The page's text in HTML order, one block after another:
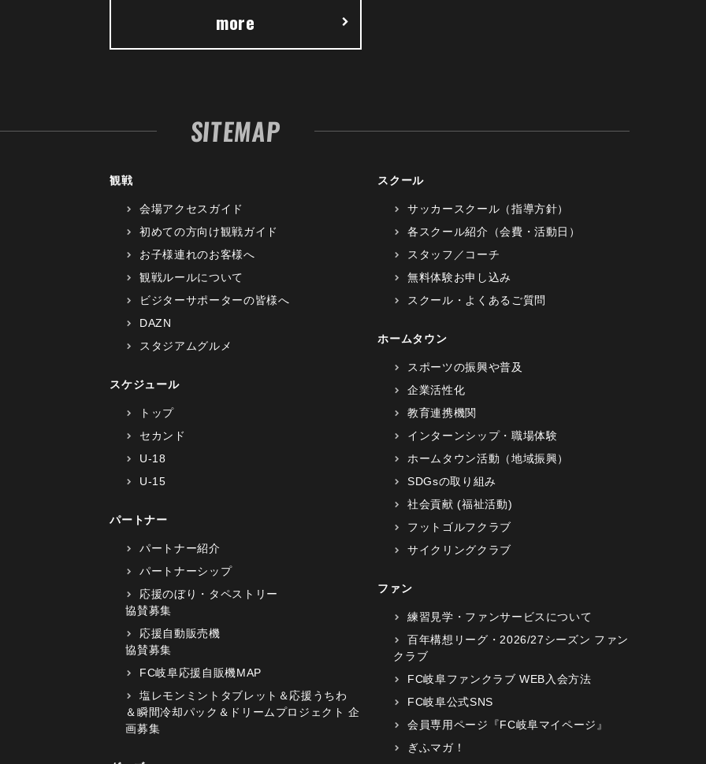
more
SITEMAP
観戦
会場アクセスガイド
初めての方向け観戦ガイド
お子様連れのお客様へ
観戦ルールについて
ビジターサポーターの皆様へ
DAZN
スタジアムグルメ
スケジュール
トップ
セカンド
U-18
U-15
パートナー
パートナー紹介
パートナーシップ
応援のぼり・タペストリー
協賛募集
応援自動販売機
協賛募集
FC岐阜応援自販機MAP
塩レモンミントタブレット＆応援うちわ
＆瞬間冷却パック＆ドリームプロジェクト 企
画募集
スクール
サッカースクール（指導方針）
各スクール紹介（会費・活動日）
スタッフ／コーチ
無料体験お申し込み
スクール・よくあるご質問
ホームタウン
スポーツの振興や普及
企業活性化
教育連携機関
インターンシップ・職場体験
ホームタウン活動（地域振興）
SDGsの取り組み
社会貢献 (福祉活動)
フットゴルフクラブ
サイクリングクラブ
ファン
練習見学・ファンサービスについて
百年構想リーグ・2026/27シーズン ファン
クラブ
FC岐阜ファンクラブ WEB入会方法
FC岐阜公式SNS
会員専用ページ『FC岐阜マイページ』
ぎふマガ！